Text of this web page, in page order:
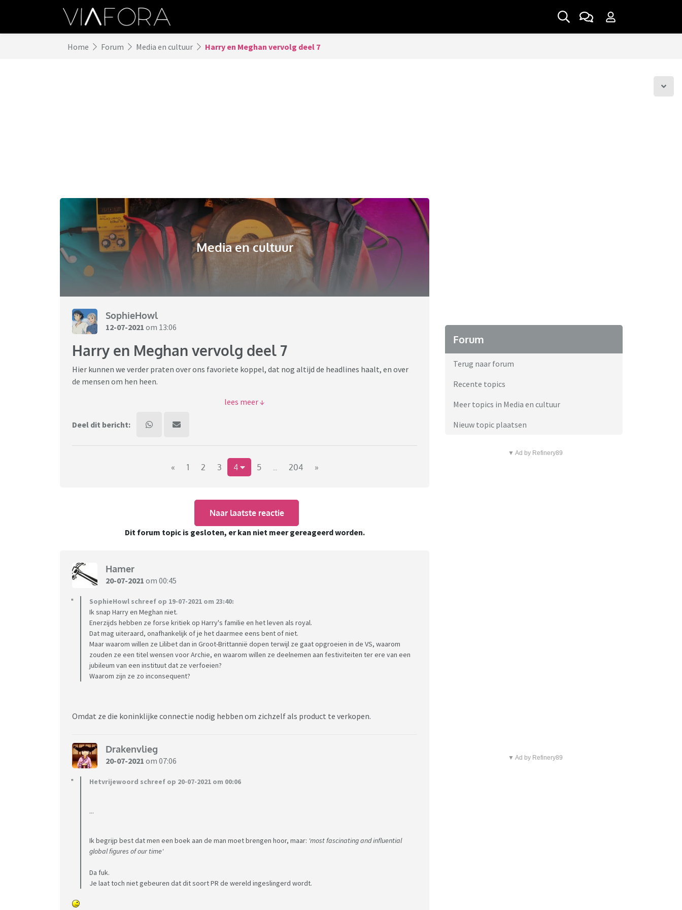
Home Forum Media en cultuur Harry en Meghan vervolg deel 7
Media en cultuur
SophieHowl
12-07-2021 om 13:06
Harry en Meghan vervolg deel 7
Hier kunnen we verder praten over ons favoriete koppel, dat nog altijd de headlines haalt, en over
de mensen om hen heen.
Laten we ons aan de welbekende forumregels houden
Moderatie-infobericht: In dit topic mag besproken worden wat H&M zelf naar buiten brengen.
Express en andere nare speculaties uit het roddelcircuit, blijven vanaf nu achterwege. Ook
het gekat naar elkaar moet stoppen. Als dit niet mogelijk blijkt zullen (topic)bans uitgedeeld
Deel dit bericht:
« 1 2 3 4 5 .. 204 »
Naar laatste reactie
Dit forum topic is gesloten, er kan niet meer gereageerd worden.
Hamer
20-07-2021 om 00:45
SophieHowl schreef op 19-07-2021 om 23:40:
Ik snap Harry en Meghan niet.
Enerzijds hebben ze forse kritiek op Harry's familie en het leven als royal.
Dat mag uiteraard, onafhankelijk of je het daarmee eens bent of niet.
Maar waarom willen ze Lilibet dan in Groot-Brittannië dopen terwijl ze gaat opgroeien in de VS, waarom
zouden ze een titel wensen voor Archie, en waarom willen ze deelnemen aan festiviteiten ter ere van een
jubileum van een instituut dat ze verfoeien?
Waarom zijn ze zo inconsequent?
Omdat ze die koninklijke connectie nodig hebben om zichzelf als product te verkopen.
Drakenvlieg
20-07-2021 om 07:06
Hetvrijewoord schreef op 20-07-2021 om 00:06
...
Ik begrijp best dat men een boek aan de man moet brengen hoor, maar: 'most fascinating and influential
global figures of our time'
Da fuk.
Je laat toch niet gebeuren dat dit soort PR de wereld ingeslingerd wordt.
Forum
Terug naar forum
Recente topics
Meer topics in Media en cultuur
Nieuw topic plaatsen
▼ Ad by Refinery89
▼ Ad by Refinery89